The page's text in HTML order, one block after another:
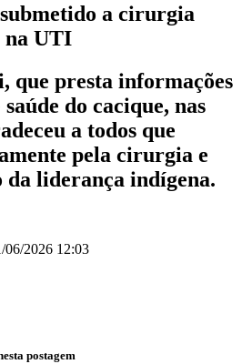
a cirurgia
na UTI
que presta informações
do cacique, nas
a todos que
pela cirurgia e
da liderança indígena.
06/2026 12:03
postagem